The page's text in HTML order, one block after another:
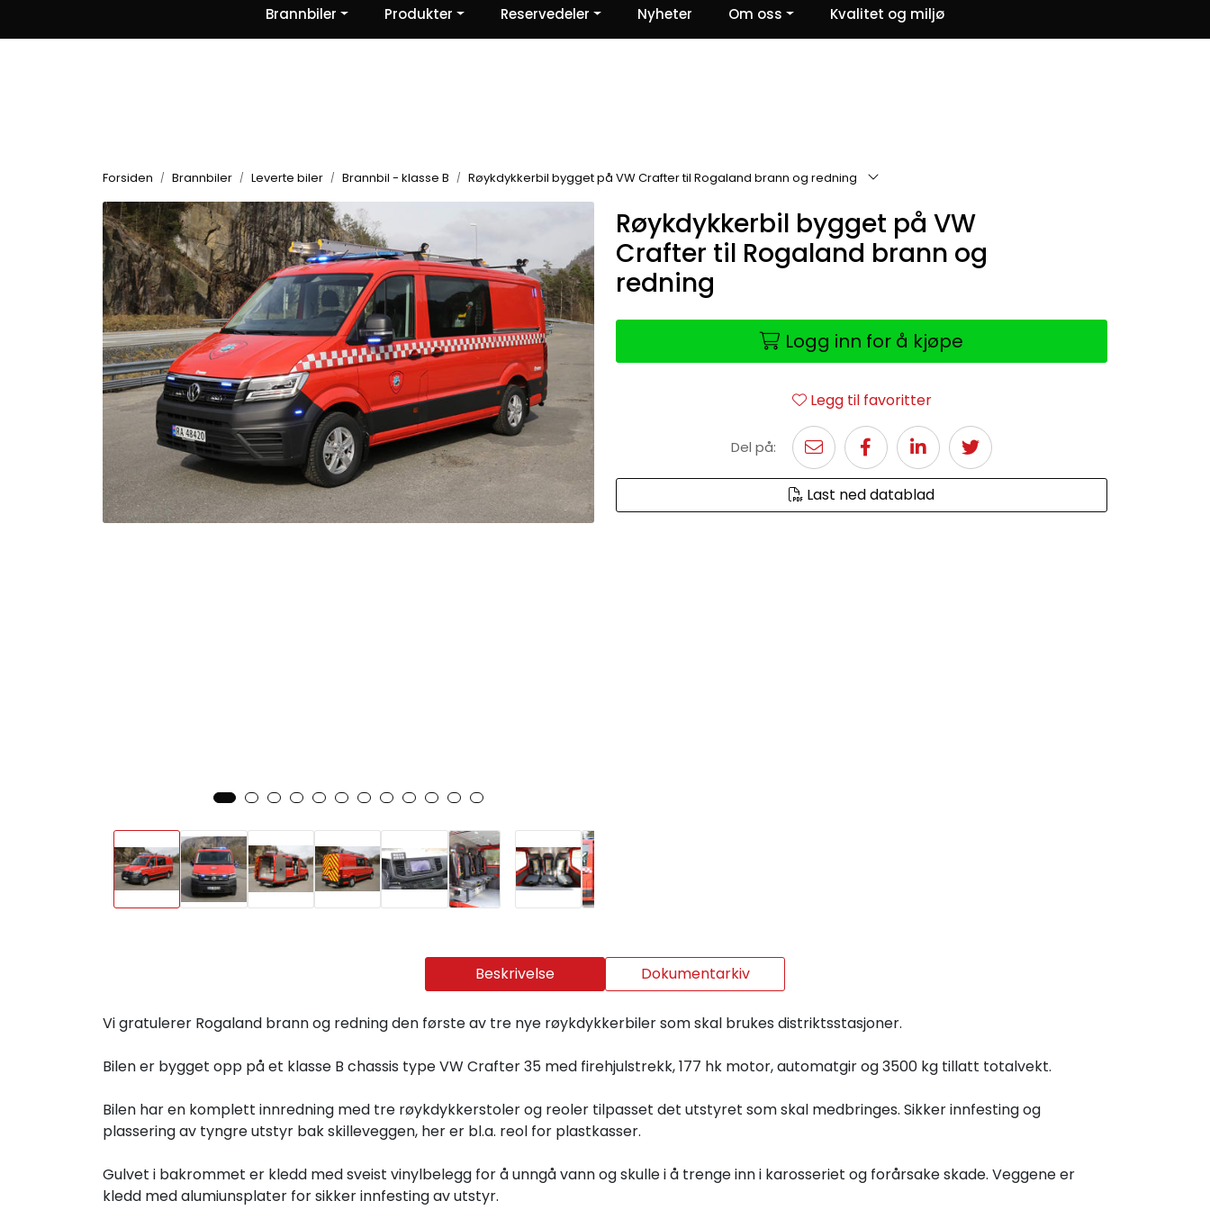
Om oss | Kontakt Oss | Ris og ros Om oss
Brannbiler Produkter Reservedeler Nyheter Om oss Kvalitet og miljø
Forsiden Brannbiler Leverte biler Brannbil - klasse B Røykdykkerbil bygget på VW Crafter til Rogaland brann og redning
Røykdykkerbil bygget på VW
Crafter til Rogaland brann og
redning
Logg inn for å kjøpe
Legg til favoritter
Del på:
Last ned datablad
Beskrivelse Dokumentarkiv
Vi gratulerer Rogaland brann og redning den første av tre nye røykdykkerbiler som skal brukes distriktsstasjoner.
Bilen er bygget opp på et klasse B chassis type VW Crafter 35 med firehjulstrekk, 177 hk motor, automatgir og 3500 kg tillatt totalvekt.
Bilen har en komplett innredning med tre røykdykkerstoler og reoler tilpasset det utstyret som skal medbringes. Sikker innfesting og
plassering av tyngre utstyr bak skilleveggen, her er bl.a. reol for plastkasser.
Gulvet i bakrommet er kledd med sveist vinylbelegg for å unngå vann og skulle i å trenge inn i karosseriet og forårsake skade. Veggene er
kledd med alumiunsplater for sikker innfesting av utstyr.